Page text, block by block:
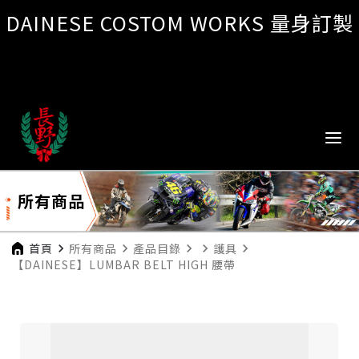
DAINESE COSTOM WORKS 量身訂製
所有商品
首頁 navigate_next 所有商品 navigate_next 產品目錄 navigate_next navigate_next 護具 navigate_next
【DAINESE】LUMBAR BELT HIGH 腰帶